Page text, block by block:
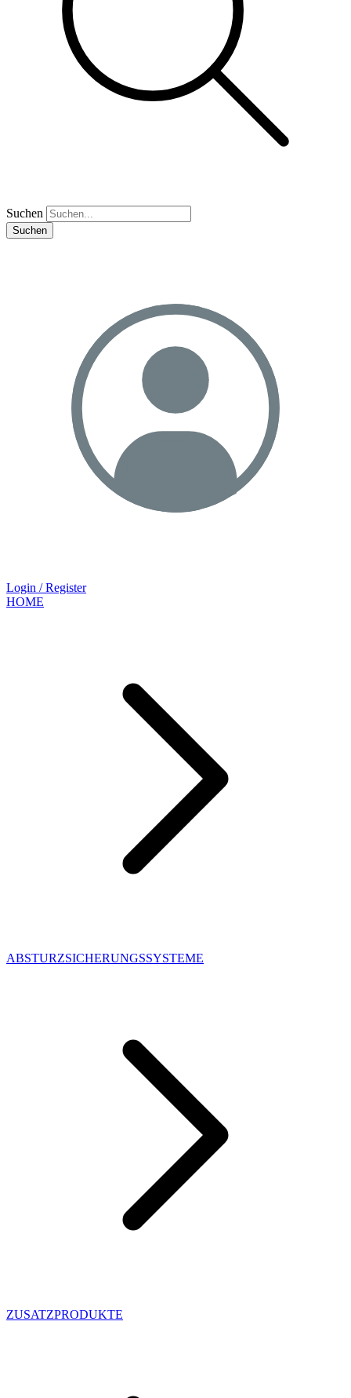
Suchen
Suchen
Login / Register
HOME
ABSTURZSICHERUNGSSYSTEME
ZUSATZPRODUKTE